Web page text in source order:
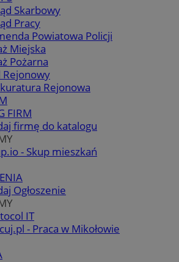
Skarbowy
Pracy
Powiatowa Policji
Miejska
Pożarna
Rejonowy
Rejonowa
FIRM
firmę do katalogu
- Skup mieszkań
Ogłoszenie
IT
- Praca w Mikołowie